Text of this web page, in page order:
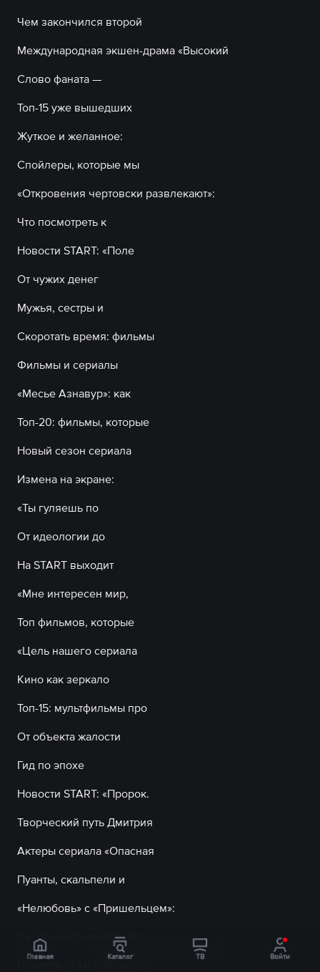
Чем закончился второй
Международная экшен-драма «Высокий
Слово фаната —
Топ-15 уже вышедших
Жуткое и желанное:
Спойлеры, которые мы
«Откровения чертовски развлекают»:
Что посмотреть к
Новости START: «Поле
От чужих денег
Мужья, сестры и
Скоротать время: фильмы
Фильмы и сериалы
«Месье Азнавур»: как
Топ-20: фильмы, которые
Новый сезон сериала
Измена на экране:
«Ты гуляешь по
От идеологии до
На START выходит
«Мне интересен мир,
Топ фильмов, которые
«Цель нашего сериала
Кино как зеркало
Топ-15: мультфильмы про
От объекта жалости
Гид по эпохе
Новости START: «Пророк.
Творческий путь Дмитрия
Актеры сериала «Опасная
Пуанты, скальпели и
«Нелюбовь» с «Пришельцем»:
За гранью дозволенного:
Главная Каталог ТВ Войти